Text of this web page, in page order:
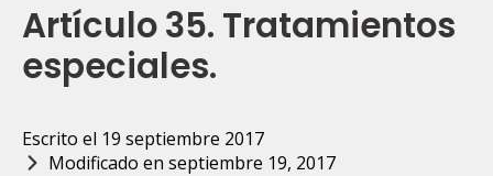
Artículo 35. Tratamientos
especiales.
Escrito el 19 septiembre 2017
Modificado en septiembre 19, 2017